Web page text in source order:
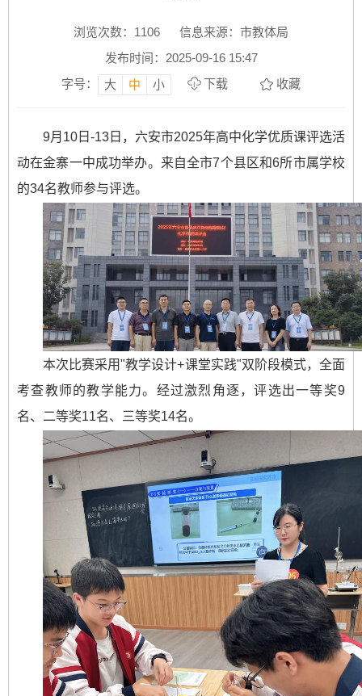
浏览次数： 1106
信息来源：市教体局
发布时间：2025-09-16 15:47
字号：
大 中 小 下载 收藏
9月10日-13日，六安市2025年高中化学优质课评选活
动在金寨一中成功举办。来自全市7个县区和6所市属学校
的34名教师参与评选。
本次比赛采用"教学设计+课堂实践"双阶段模式，全面
考查教师的教学能力。经过激烈角逐，评选出一等奖9
名、二等奖11名、三等奖14名。